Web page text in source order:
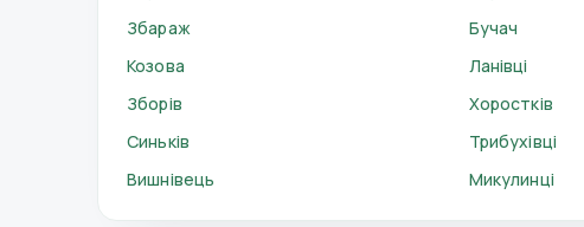
Збараж
Бучач
Козова
Ланівці
Зборів
Хоростків
Синьків
Трибухівці
Вишнівець
Микулинці